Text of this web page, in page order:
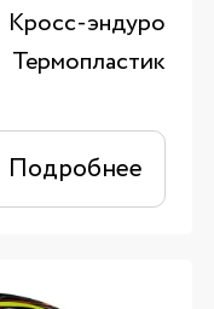
Кросс-эндуро
Термопластик
Подробнее